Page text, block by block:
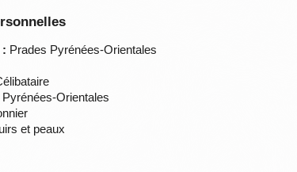
: Prades Pyrénées-Orientales
Orientales
et peaux